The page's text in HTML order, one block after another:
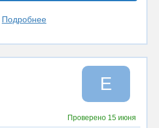
Подробнее
Е
Проверено 15 июня